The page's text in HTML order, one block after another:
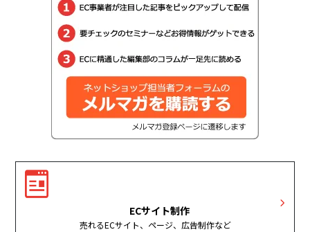
ECサイト制作
売れるECサイト、ページ、広告制作など